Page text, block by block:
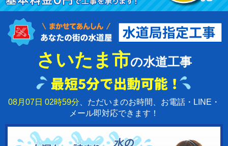
さいたま市の水道工事
08月07日 02時59分 、ただいまのお時間、お電話・LINE・
メール即対応できます！